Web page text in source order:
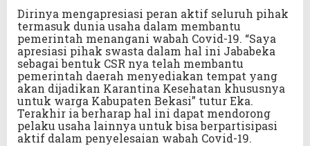
Dirinya mengapresiasi peran aktif seluruh pihak
termasuk dunia usaha dalam membantu
pemerintah menangani wabah Covid-19. “Saya
apresiasi pihak swasta dalam hal ini Jababeka
sebagai bentuk CSR nya telah membantu
pemerintah daerah menyediakan tempat yang
akan dijadikan Karantina Kesehatan khususnya
untuk warga Kabupaten Bekasi” tutur Eka.
Terakhir ia berharap hal ini dapat mendorong
pelaku usaha lainnya untuk bisa berpartisipasi
aktif dalam penyelesaian wabah Covid-19.